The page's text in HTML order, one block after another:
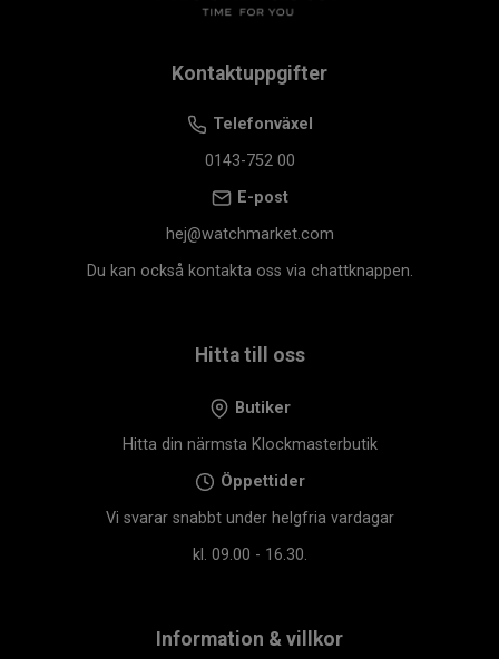
Kontaktuppgifter
Telefonväxel
0143-752 00
E-post
hej@watchmarket.com
Du kan också kontakta oss via chattknappen.
Hitta till oss
Butiker
Hitta din närmsta Klockmasterbutik
Öppettider
Vi svarar snabbt under helgfria vardagar
kl. 09.00 - 16.30.
Information & villkor